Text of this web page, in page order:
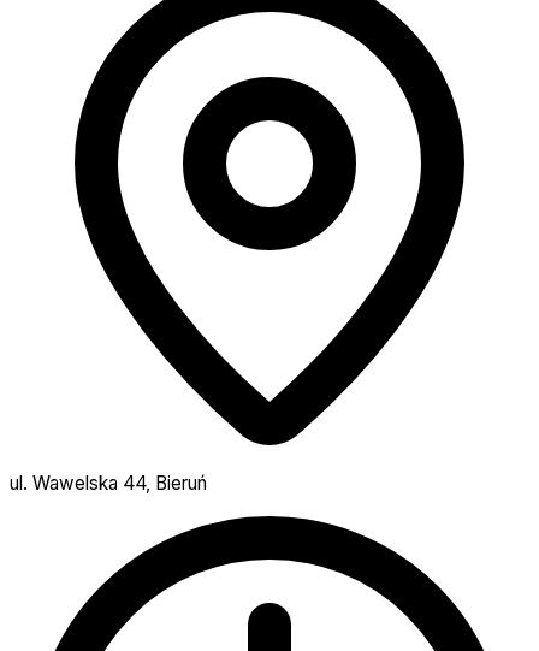
ul. Wawelska 44, Bieruń